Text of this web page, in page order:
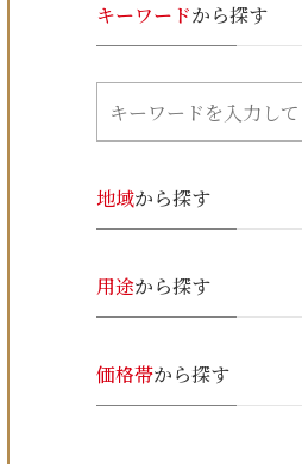
キーワードから探す
地域から探す
用途から探す
価格帯から探す